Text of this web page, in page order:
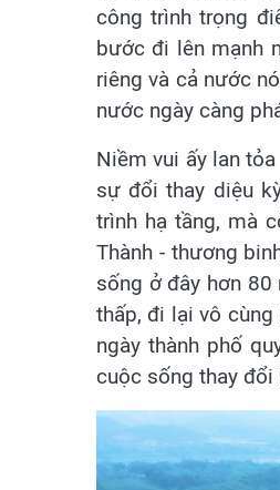
công trình trọng
bước đi lên mạnh
riêng và cả nước
nước ngày càng
Niềm vui ấy lan
sự đổi thay diệu
trình hạ tầng, mà
Thành - thương
sống ở đây hơn
thấp, đi lại vô
ngày thành phố
cuộc sống thay đổi